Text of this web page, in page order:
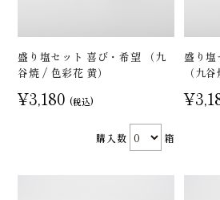
盛り塩セット 喜び・希望 （九
谷焼 / 色彩花 黄）
¥3,180 (税込)
購入数 箱
盛り塩
（九